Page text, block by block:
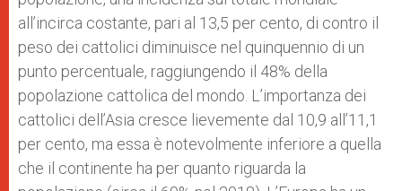
all’incirca costante, pari al 13,5 per cento, di contro il
peso dei cattolici diminuisce nel quinquennio di un
punto percentuale, raggiungendo il 48% della
popolazione cattolica del mondo. L’importanza dei
cattolici dell’Asia cresce lievemente dal 10,9 all’11,1
per cento, ma essa è notevolmente inferiore a quella
che il continente ha per quanto riguarda la